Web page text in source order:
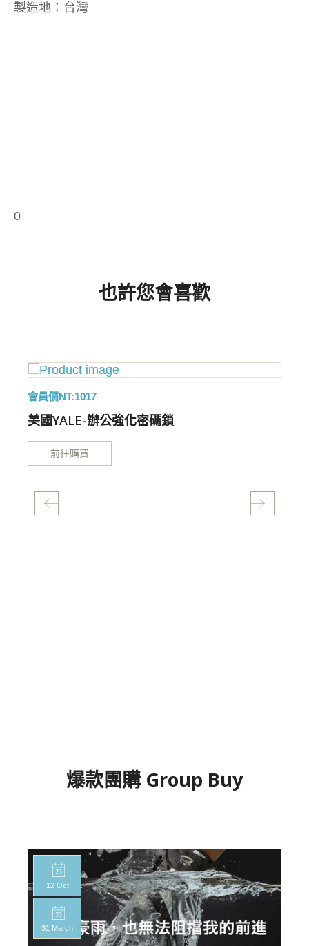
製造地：台灣
0
也許您會喜歡
會員價NT:1017
美國YALE-辦公強化密碼鎖
前往購買
爆款團購 Group Buy
12 Oct
31 March